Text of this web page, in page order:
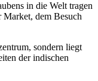
in die Welt tragen
dem Besuch
sondern liegt
der indischen